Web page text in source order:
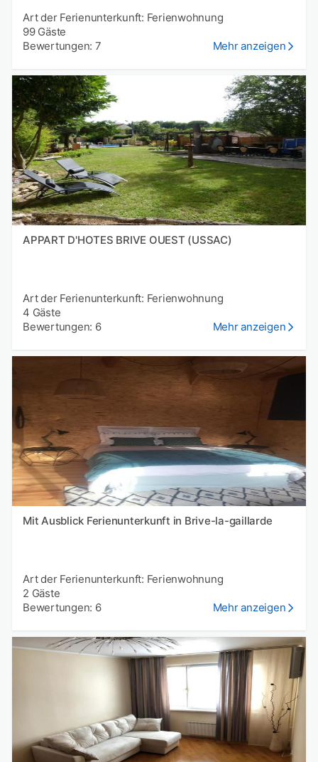
Art der Ferienunterkunft: Ferienwohnung
99 Gäste
Bewertungen: 7
Mehr anzeigen
APPART D'HOTES BRIVE OUEST (USSAC)
Art der Ferienunterkunft: Ferienwohnung
4 Gäste
Bewertungen: 6
Mehr anzeigen
Mit Ausblick Ferienunterkunft in Brive-la-gaillarde
Art der Ferienunterkunft: Ferienwohnung
2 Gäste
Bewertungen: 6
Mehr anzeigen